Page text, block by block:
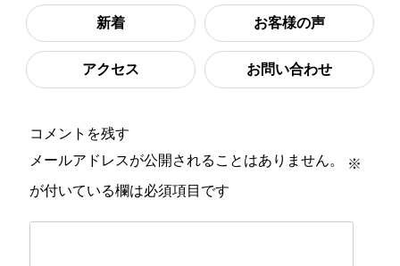
新着 お客様の声
アクセス お問い合わせ
コメントを残す
メールアドレスが公開されることはありません。
※
が付いている欄は必須項目です